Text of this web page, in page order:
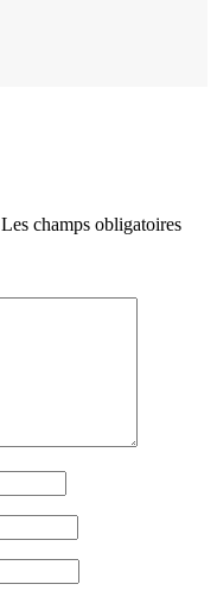
Les champs obligatoires